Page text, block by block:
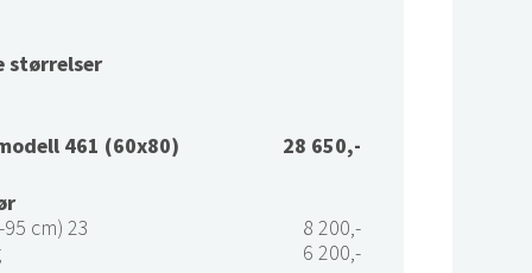
størrelser
461 (60x80)
28 650,-
cm) 23
8 200,-
6 200,-